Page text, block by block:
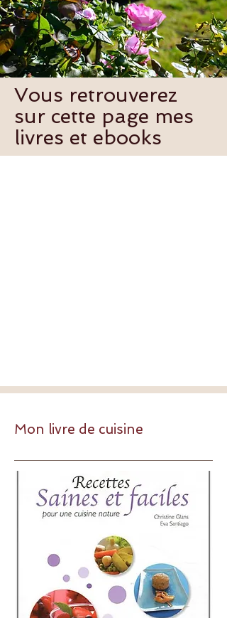
Vous retrouverez
sur cette page mes
livres et ebooks
Mon livre de cuisine